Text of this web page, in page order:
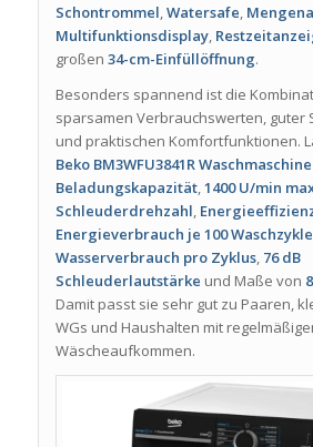
Schontrommel,Watersafe,
Multifunktionsdisplay,
großen 34-cm-Einfüllöffnung.
Besonders spannend ist die
sparsamen Verbrauchswerten, guter
und praktischen Komfortfunktionen.
Beko BM3WFU3841R Waschmaschine
Beladungskapazität,1400 U/min
Schleuderdrehzahl,
Energieverbrauch je 100
Wasserverbrauch pro Zyklus, 76 dB
Schleuderlautstärke und Maße von
Damit passt sie sehr gut zu Paaren,
WGs und Haushalten mit
Wäscheaufkommen.